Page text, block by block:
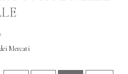
Mercati